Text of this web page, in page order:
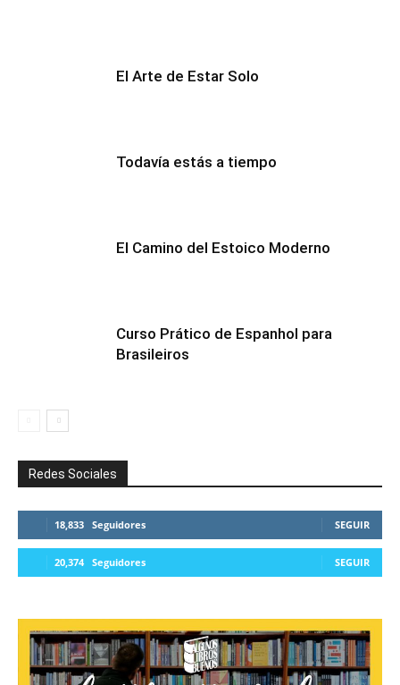
El Arte de Estar Solo
Todavía estás a tiempo
El Camino del Estoico Moderno
Curso Prático de Espanhol para
Brasileiros
Redes Sociales
18,833 Seguidores SEGUIR
20,374 Seguidores SEGUIR